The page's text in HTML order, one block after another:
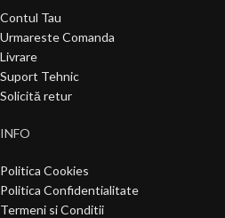
Contul Tau
Urmareste Comanda
Livrare
Suport Tehnic
Solicită retur
INFO
Politica Cookies
Politica Confidentialitate
Termeni si Conditii